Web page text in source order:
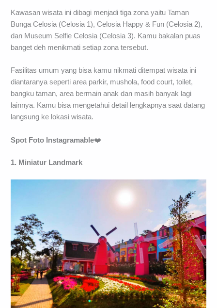
Kawasan wisata ini dibagi menjadi tiga zona yaitu Taman
Bunga Celosia (Celosia 1), Celosia Happy & Fun (Celosia 2),
dan Museum Selfie Celosia (Celosia 3). Kamu bakalan puas
banget deh menikmati setiap zona tersebut.
Fasilitas umum yang bisa kamu nikmati ditempat wisata ini
diantaranya seperti area parkir, mushola, food court, toilet,
bangku taman, area bermain anak dan masih banyak lagi
lainnya. Kamu bisa mengetahui detail lengkapnya saat datang
langsung ke lokasi wisata.
Spot Foto Instagramable❤️
1. Miniatur Landmark